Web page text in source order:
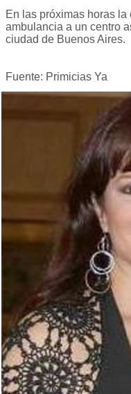
En las próximas horas
ambulancia a un centro
ciudad de Buenos Aires.
Fuente: Primicias Ya